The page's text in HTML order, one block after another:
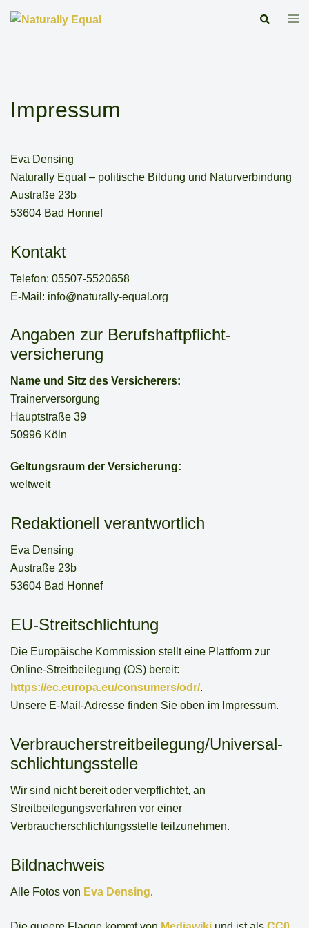
Search
Impressum
Eva Densing
Naturally Equal – politische Bildung und Naturverbindung
Austraße 23b
53604 Bad Honnef
Kontakt
Telefon: 05507-5520658
E-Mail: info@naturally-equal.org
Angaben zur Berufs­haftpflicht­
versicherung
Name und Sitz des Versicherers:
Trainerversorgung
Hauptstraße 39
50996 Köln
Geltungsraum der Versicherung:
weltweit
Redaktionell verantwortlich
Eva Densing
Austraße 23b
53604 Bad Honnef
EU-Streitschlichtung
Die Europäische Kommission stellt eine Plattform zur
Online-Streitbeilegung (OS) bereit:
https://ec.europa.eu/consumers/odr/.
Unsere E-Mail-Adresse finden Sie oben im Impressum.
Verbraucher­streit­beilegung/Universal­
schlichtungs­stelle
Wir sind nicht bereit oder verpflichtet, an
Streitbeilegungsverfahren vor einer
Verbraucherschlichtungsstelle teilzunehmen.
Bildnachweis
Alle Fotos von Eva Densing.